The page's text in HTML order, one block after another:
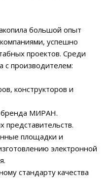
большой опыт
успешно
проектов. Среди
с производителем:
конструкторов и
бренда МИРАН.
представительств.
площадки и
электронной
стандарту качества